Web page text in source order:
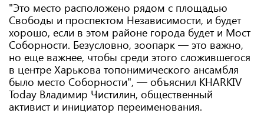
"Это место расположено рядом с площадью
Свободы и проспектом Независимости, и будет
хорошо, если в этом районе города будет и Мост
Соборности. Безусловно, зоопарк — это важно,
но еще важнее, чтобы среди этого сложившегося
в центре Харькова топонимического ансамбля
было место Соборности", — объяснил KHARKIV
Today Владимир Чистилин, общественный
активист и инициатор переименования.